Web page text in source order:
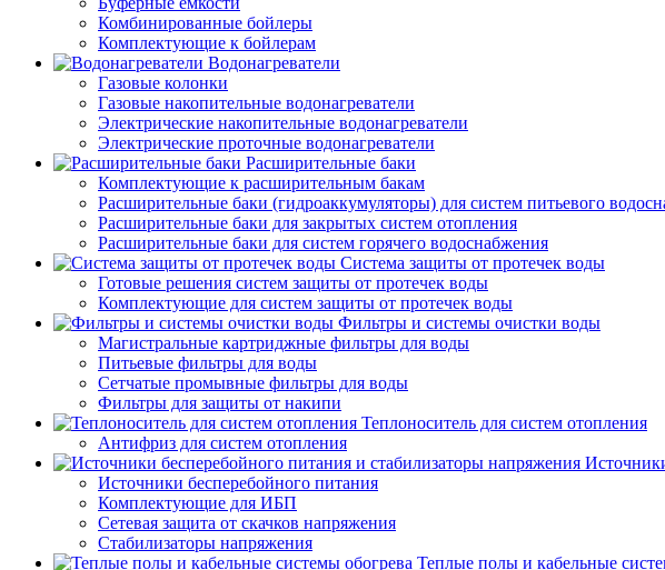
Комбинированные бойлеры
Комплектующие к бойлерам
Водонагреватели
Газовые колонки
Газовые накопительные водонагреватели
Электрические накопительные водонагреватели
Электрические проточные водонагреватели
Расширительные баки
Комплектующие к расширительным бакам
Расширительные баки (гидроаккумуляторы) для систем питьевого
Расширительные баки для закрытых систем отопления
Расширительные баки для систем горячего водоснабжения
Система защиты от протечек воды
Готовые решения систем защиты от протечек воды
Комплектующие для систем защиты от протечек воды
Фильтры и системы очистки воды
Магистральные картриджные фильтры для воды
Питьевые фильтры для воды
Сетчатые промывные фильтры для воды
Фильтры для защиты от накипи
Теплоноситель для систем отопления
Антифриз для систем отопления
Источники бесперебойного питания
Комплектующие для ИБП
Сетевая защита от скачков напряжения
Стабилизаторы напряжения
Теплые полы и кабельные